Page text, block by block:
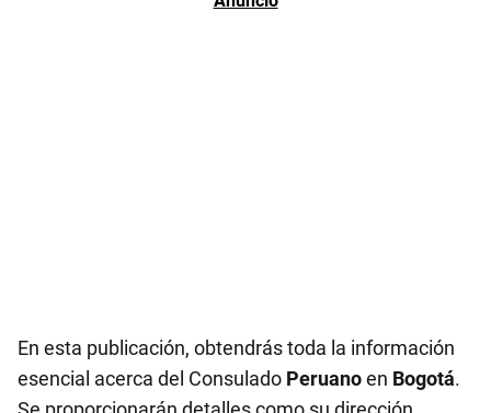
En esta publicación, obtendrás toda la información
esencial acerca del Consulado Peruanoen Bogotá.